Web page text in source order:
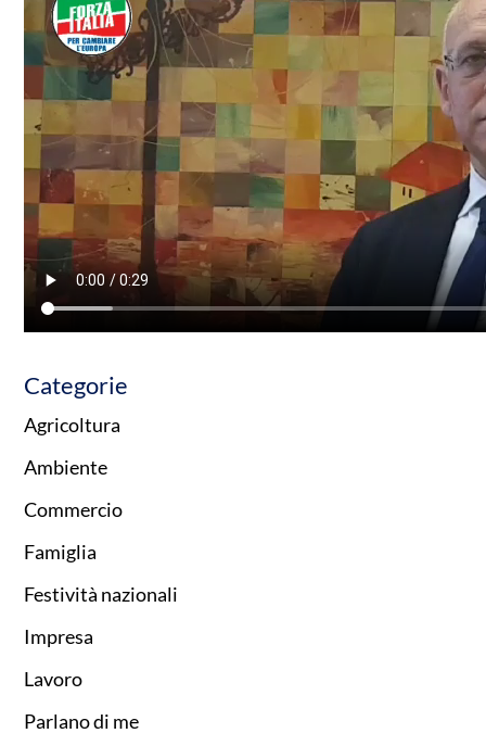
Categorie
Agricoltura
Ambiente
Commercio
Famiglia
Festività nazionali
Impresa
Lavoro
Parlano di me